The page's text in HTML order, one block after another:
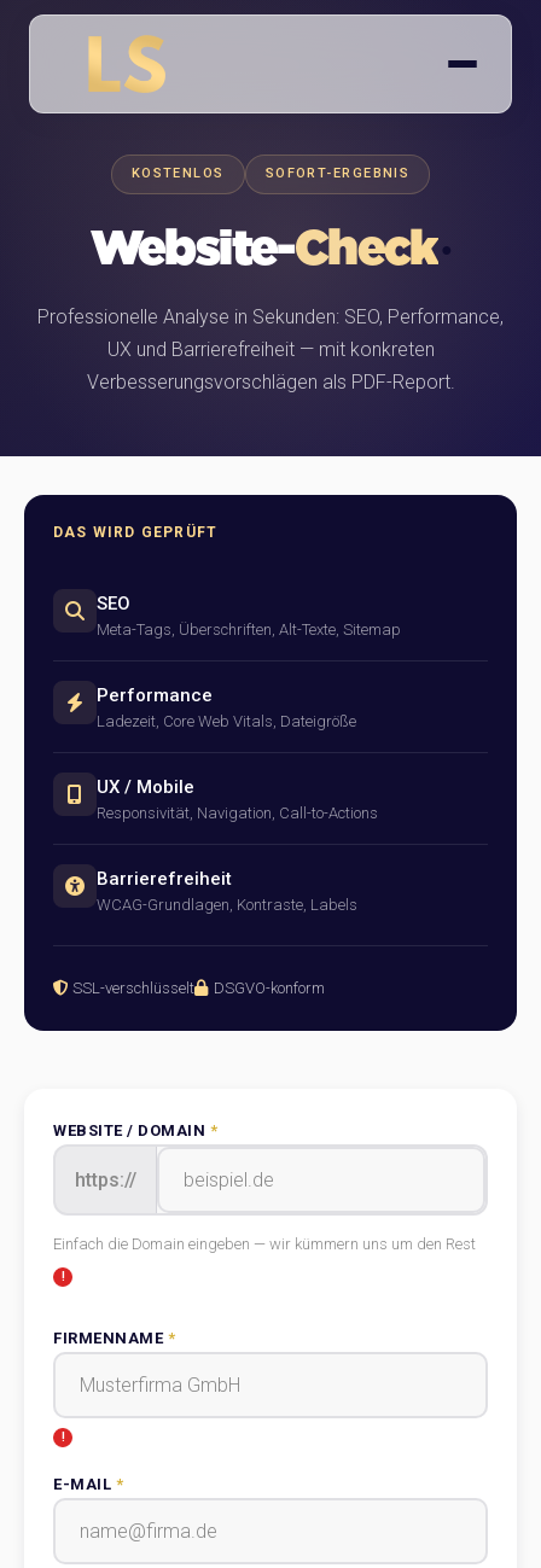
KOSTENLOS SOFORT-ERGEBNIS
Website-Check
Professionelle Analyse in Sekunden: SEO, Performance,
UX und Barrierefreiheit — mit konkreten
Verbesserungsvorschlägen als PDF-Report.
WEBSITE / DOMAIN *
https://
Einfach die Domain eingeben — wir kümmern uns um den Rest
FIRMENNAME *
E-MAIL *
DAS WIRD GEPRÜFT
SEO
Meta-Tags, Überschriften, Alt-Texte, Sitemap
Performance
Ladezeit, Core Web Vitals, Dateigröße
UX / Mobile
Responsivität, Navigation, Call-to-Actions
Barrierefreiheit
WCAG-Grundlagen, Kontraste, Labels
SSL-verschlüsselt DSGVO-konform